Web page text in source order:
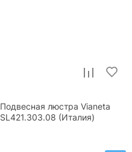
Подвесная люстра Vianeta
SL421.303.08 (Италия)